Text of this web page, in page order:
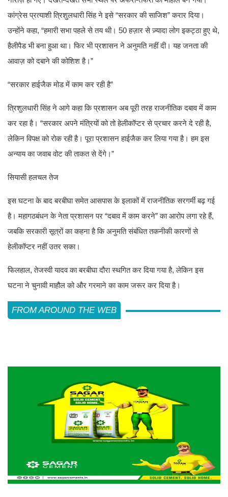
कांग्रेस प्रत्याशी त्रिशुलधारी सिंह ने इसे “सरकार की साजिश” करार दिया।
उन्होंने कहा, “हमारी सभा पहले से तय थी। 50 हज़ार से ज़्यादा लोग इकट्ठा हुए थे,
हैलीपैड भी बना हुआ था। फिर भी प्रशासन ने अनुमति नहीं दी। यह जनता की
आवाज़ को दबाने की कोशिश है।”
“सरकार हाईजैक मोड में काम कर रही है”
त्रिशुलधारी सिंह ने आगे कहा कि प्रशासन अब पूरी तरह राजनीतिक दबाव में काम
कर रहा है। “सरकार अपने मंत्रियों को तो हेलीकॉप्टर से प्रचार करने दे रही है,
लेकिन विपक्ष को रोक रही है। पूरा प्रशासन हाईजैक कर लिया गया है। हम इस
अन्याय का जवाब वोट की ताकत से देंगे।”
सियासी हलचल तेज
इस घटना के बाद बरबीघा समेत आसपास के इलाकों में राजनीतिक सरगर्मी बढ़ गई
है। महागठबंधन के नेता प्रशासन पर “दबाव में काम करने” का आरोप लगा रहे हैं,
जबकि सरकारी सूत्रों का कहना है कि अनुमति संबंधित तकनीकी कारणों से
हेलीकॉप्टर नहीं उतर सका।
फिलहाल, तेजस्वी यादव का बरबीघा दौरा स्थगित कर दिया गया है, लेकिन इस
घटना ने चुनावी माहौल को और गरमाने का काम जरूर कर दिया है।
FROM AROUND THE WEB